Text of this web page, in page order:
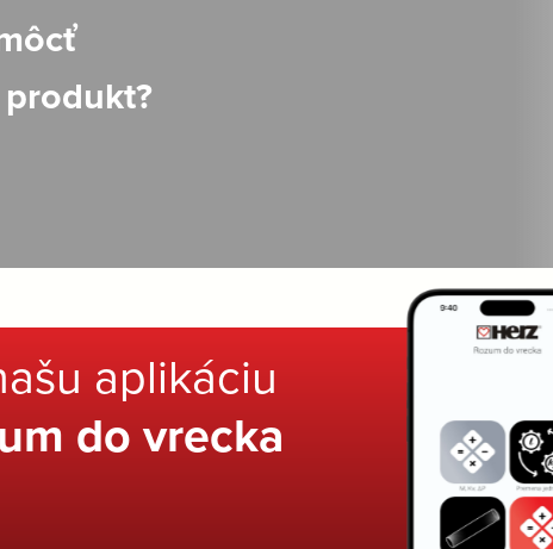
aplikáciu
do vrecka